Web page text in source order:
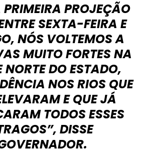
PROJEÇÃO
SEXTA-FEIRA E
NÓS VOLTEMOS A
MUITO FORTES NA
NORTE DO ESTADO,
NOS RIOS QUE
E QUE JÁ
TODOS ESSES
DISSE